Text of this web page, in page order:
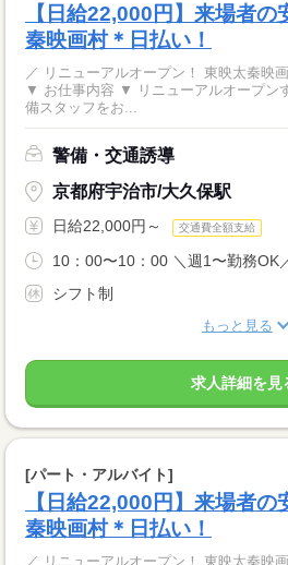
【日給22,000円】来場者
秦映画村＊日払い！
／ リニューアルオープン！ 東映太秦映
▼ お仕事内容 ▼ リニューアルオープン
備スタッフをお...
警備・交通誘導
京都府宇治市/大久保駅
日給22,000円～ 交通費全額支給
10：00〜10：00 ＼週1〜勤務OK
シフト制
もっと見る
求人詳細を見
[パート・アルバイト]
【日給22,000円】来場者
秦映画村＊日払い！
／ リニューアルオープン！ 東映太秦映